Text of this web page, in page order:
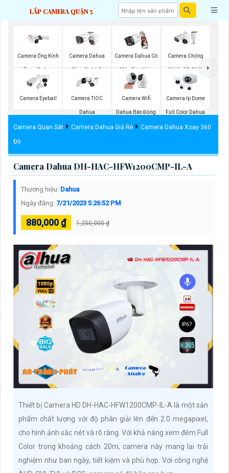
LẮP CAMERA QUẬN 5
Camera Ống Kính
Zoom Dahua
Camera Dahua
Công Nghệ Ai
Camera Dahua Có
Màu Ban Đêm
Camera Chống
Nhiễu 3D-DNR
Dahua
Camera Eyeball Camera TIOC
Dahua
Camera Wifi
Dahua Báo Động
Camera Ip Dome
Full Color Dahua
Camera Quan Sát Camera Dahua Giá Rẻ
Camera Dahua Xoay 360
Độ
Camera Dahua DH-HAC-HFW1200CMP-IL-A
Thương hiệu: Dahua
Ngày đăng: 7/21/2023 5:26:52 PM
880,000 ₫ 1,250,000 ₫
Thiết bị Camera HD DH-HAC-HFW1200CMP-IL-A là một sản
phẩm chất lượng với độ phân giải lên đến 2.0 megapixel,
cho hình ảnh sắc nét và rõ ràng. Với khả năng xem đêm Full
Color trong khoảng cách 20m, camera này mang lại trải
nghiệm như ban ngày, tiết kiệm và phù hợp. Với công nghệ